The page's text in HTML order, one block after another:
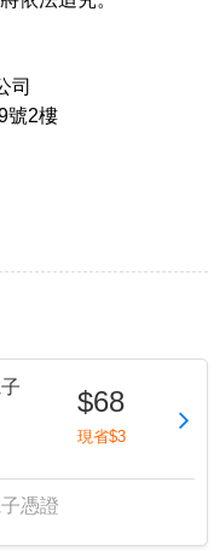
司
號2樓
$68
現省$3
憑證